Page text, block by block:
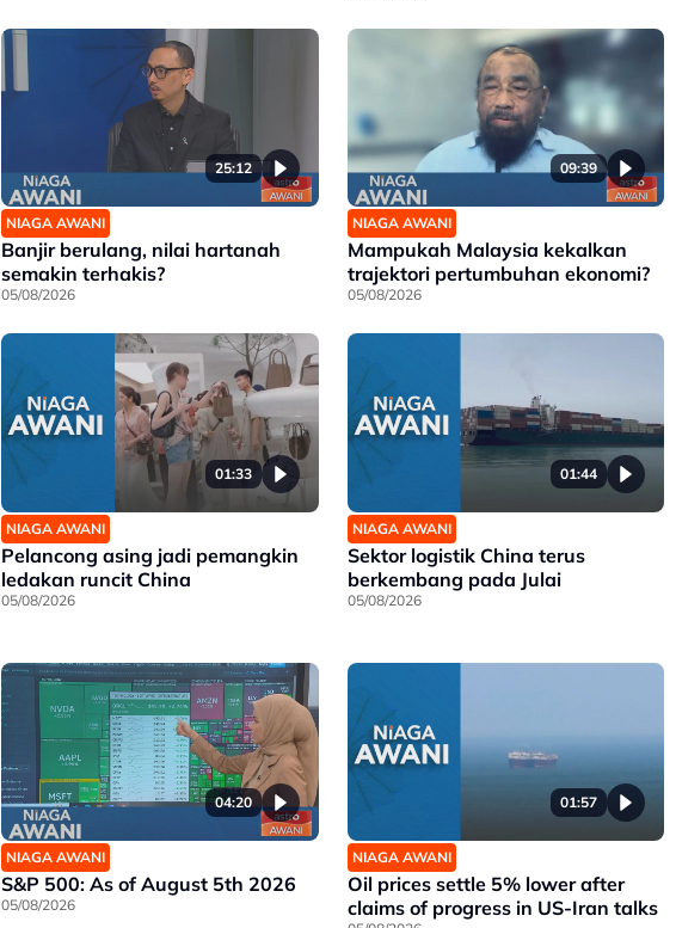
25:12
NIAGA AWANI
Banjir berulang, nilai hartanah
semakin terhakis?
05/08/2026
09:39
NIAGA AWANI
Mampukah Malaysia kekalkan
trajektori pertumbuhan ekonomi?
05/08/2026
01:33
NIAGA AWANI
Pelancong asing jadi pemangkin
ledakan runcit China
05/08/2026
01:44
NIAGA AWANI
Sektor logistik China terus
berkembang pada Julai
05/08/2026
04:20
NIAGA AWANI
S&P 500: As of August 5th 2026
05/08/2026
01:57
NIAGA AWANI
Oil prices settle 5% lower after
claims of progress in US-Iran talks